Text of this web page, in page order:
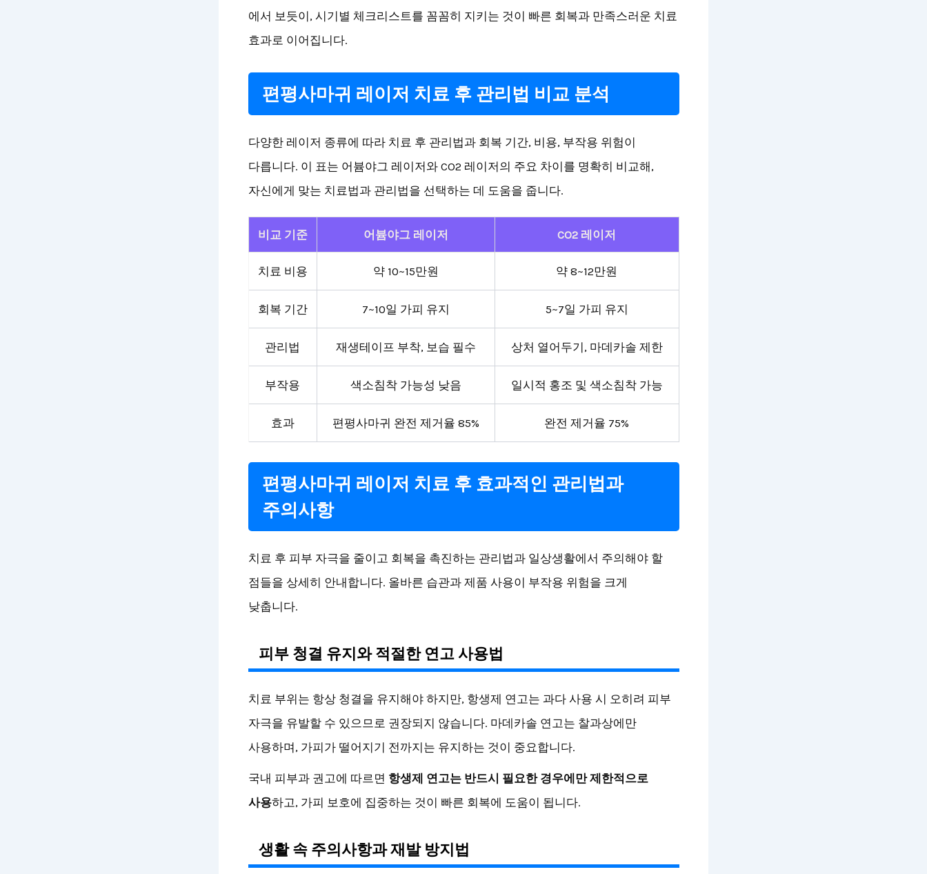
에서 보듯이, 시기별 체크리스트를 꼼꼼히 지키는 것이 빠른 회복과 만족스러운 치료
효과로 이어집니다.
편평사마귀 레이저 치료 후 관리법 비교 분석
다양한 레이저 종류에 따라 치료 후 관리법과 회복 기간, 비용, 부작용 위험이
다릅니다. 이 표는 어븀야그 레이저와 CO2 레이저의 주요 차이를 명확히 비교해,
자신에게 맞는 치료법과 관리법을 선택하는 데 도움을 줍니다.
비교 기준 어븀야그 레이저 CO2 레이저
치료 비용 약 10~15만원 약 8~12만원
회복 기간 7~10일 가피 유지 5~7일 가피 유지
관리법 재생테이프 부착, 보습 필수 상처 열어두기, 마데카솔 제한
부작용 색소침착 가능성 낮음 일시적 홍조 및 색소침착 가능
효과 편평사마귀 완전 제거율 85% 완전 제거율 75%
편평사마귀 레이저 치료 후 효과적인 관리법과
주의사항
치료 후 피부 자극을 줄이고 회복을 촉진하는 관리법과 일상생활에서 주의해야 할
점들을 상세히 안내합니다. 올바른 습관과 제품 사용이 부작용 위험을 크게
낮춥니다.
피부 청결 유지와 적절한 연고 사용법
치료 부위는 항상 청결을 유지해야 하지만, 항생제 연고는 과다 사용 시 오히려 피부
자극을 유발할 수 있으므로 권장되지 않습니다. 마데카솔 연고는 찰과상에만
사용하며, 가피가 떨어지기 전까지는 유지하는 것이 중요합니다.
국내 피부과 권고에 따르면 항생제 연고는 반드시 필요한 경우에만 제한적으로
사용하고, 가피 보호에 집중하는 것이 빠른 회복에 도움이 됩니다.
생활 속 주의사항과 재발 방지법